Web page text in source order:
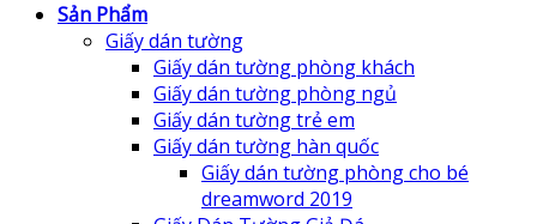
Sản Phẩm
Giấy dán tường
Giấy dán tường phòng khách
Giấy dán tường phòng ngủ
Giấy dán tường trẻ em
Giấy dán tường hàn quốc
Giấy dán tường phòng cho bé
dreamword 2019